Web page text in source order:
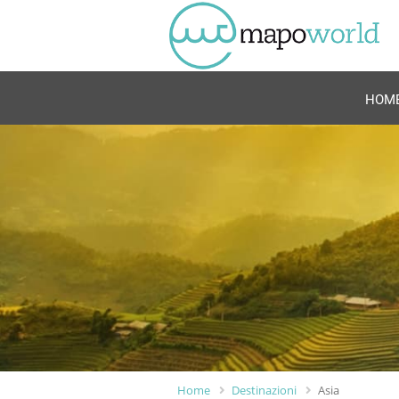
Home Destinazioni Asia